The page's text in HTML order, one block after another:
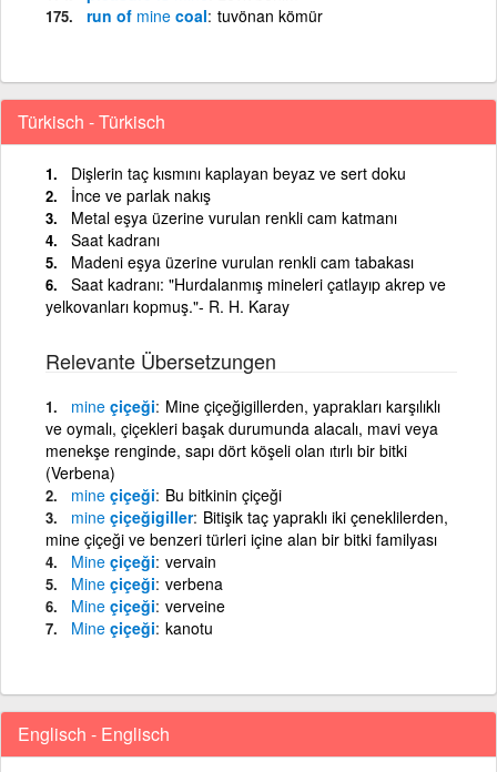
run of mine coal tuvönan kömür
Türkisch - Türkisch
Dişlerin taç kısmını kaplayan beyaz ve sert doku
İnce ve parlak nakış
Metal eşya üzerine vurulan renkli cam katmanı
Saat kadranı
Madeni eşya üzerine vurulan renkli cam tabakası
Saat kadranı: "Hurdalanmış mineleri çatlayıp akrep ve
yelkovanları kopmuş."- R. H. Karay
Relevante Übersetzungen
mine çiçeği Mine çiçeğigillerden, yaprakları karşılıklı
ve oymalı, çiçekleri başak durumunda alacalı, mavi veya
menekşe renginde, sapı dört köşeli olan ıtırlı bir bitki
(Verbena)
mine çiçeği Bu bitkinin çiçeği
mine çiçeğigiller Bitişik taç yapraklı iki çeneklilerden,
mine çiçeği ve benzeri türleri içine alan bir bitki familyası
Mine çiçeği vervain
Mine çiçeği verbena
Mine çiçeği verveine
Mine çiçeği kanotu
Englisch - Englisch